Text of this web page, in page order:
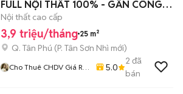
FULL NỘI THẤT 100% - GẦN CÔNG
THƯƠNG_AEON TP✨
Nội thất cao cấp
3,9 triệu/tháng 25 m²
Q. Tân Phú (P. Tân Sơn Nhì mới)
Cho Thuê CHDV Giá Rẻ
5.0
2 đã
bán